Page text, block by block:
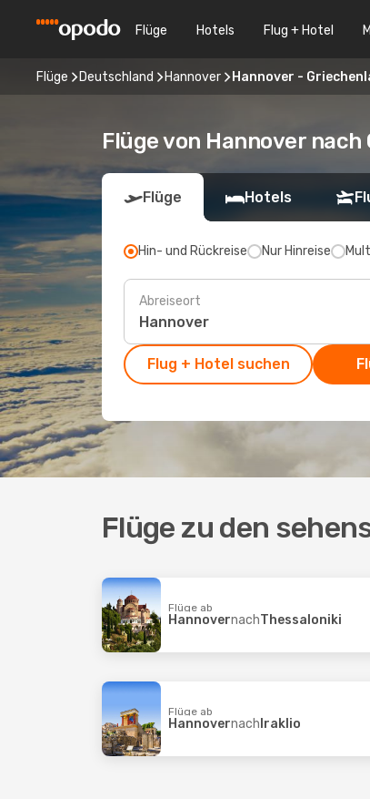
Flüge Hotels Flug + Hotel
Flüge Deutschland Hannover Hannover -
Flüge von Hannover nach
Flüge Hotels
Hin- und Rückreise Nur Hinreise
Abreiseort
Flug + Hotel suchen
Flüge zu den
Flüge ab
HannovernachThessaloniki
Flüge ab
Hannovernach Iraklio